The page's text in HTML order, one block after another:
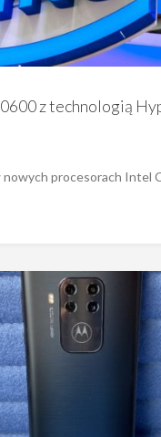
z technologią
procesorach Intel